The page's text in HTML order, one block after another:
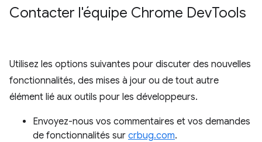
Contacter l'équipe Chrome DevTools
Utilisez les options suivantes pour discuter des nouvelles
fonctionnalités, des mises à jour ou de tout autre
élément lié aux outils pour les développeurs.
Envoyez-nous vos commentaires et vos demandes
de fonctionnalités sur crbug.com.